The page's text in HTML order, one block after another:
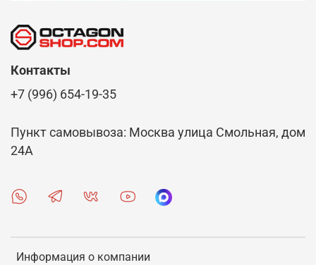
Информация о компании
Контакты
+7 (996) 654-19-35
Пункт самовывоза: Москва улица Смольная, дом
24А